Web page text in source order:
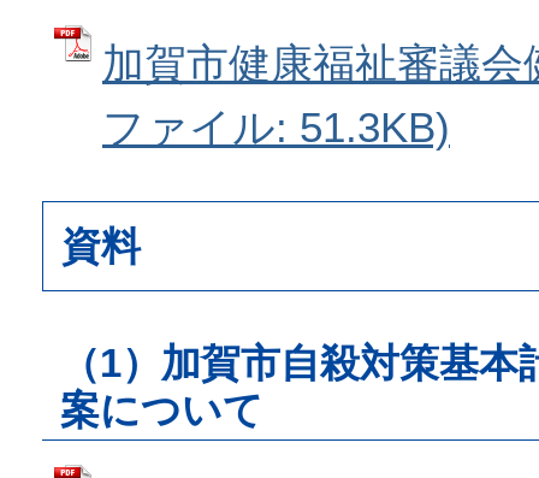
加賀市健康福祉審議
ファイル: 51.3KB)
資料
（1）加賀市自殺対策基
案について